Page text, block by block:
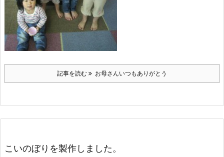
記事を読む お母さんいつもありがとう
こいのぼりを製作しました。